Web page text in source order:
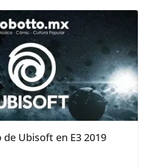
de Ubisoft en E3 2019